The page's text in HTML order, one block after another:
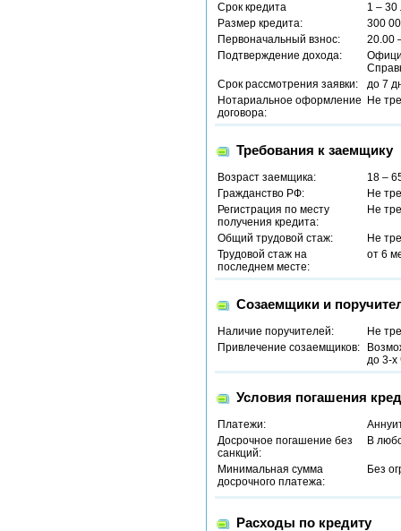
Срок кредита
1 – 30
Размер кредита:
300
Первоначальный взнос:
20.00
Подтверждение дохода:
Срок рассмотрения заявки:
до 7
Нотариальное оформление
договора:
Не
Требования к заемщику
Возраст заемщика:
18 –
Гражданство РФ:
Не
Регистрация по месту
получения кредита:
Не
Общий трудовой стаж:
Не
Трудовой стаж на
последнем месте:
от 6
Созаемщики и
Наличие поручителей:
Не
Привлечение созаемщиков:
до 3-х
Условия погашения
Платежи:
Досрочное погашение без
санкций:
В
Минимальная сумма
досрочного платежа:
Без
Расходы по кредиту